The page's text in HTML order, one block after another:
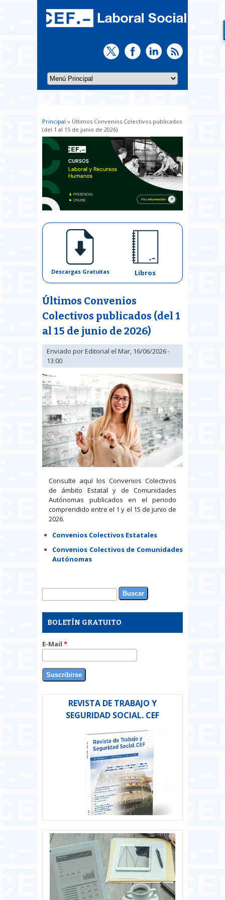
Usted está aquí
Principal » Últimos Convenios Colectivos publicados
(del 1 al 15 de junio de 2026)
Descargas Gratuitas Libros
Últimos Convenios
Colectivos publicados (del 1
al 15 de junio de 2026)
Enviado porEditorial el Mar, 16/06/2026 -
13:00
Consulte aquí los Convenios Colectivos
de ámbito Estatal y de Comunidades
Autónomas publicados en el periodo
comprendido entre el 1 y el 15 de junio de
2026.
Convenios Colectivos Estatales
Convenios Colectivos de Comunidades
Autónomas
Formulario de búsqueda
Buscar
BOLETÍN GRATUITO
E-Mail *
REVISTA DE TRABAJO Y
SEGURIDAD SOCIAL. CEF